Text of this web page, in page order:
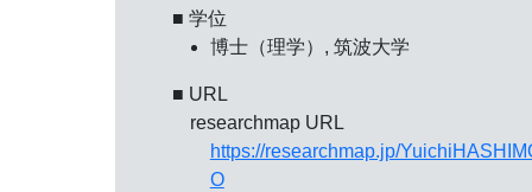
■ 学位
博士（理学）, 筑波大学
■ URL
researchmap URL
https://researchmap.jp/
O